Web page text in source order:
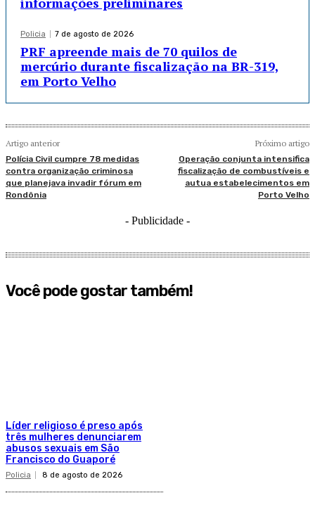
Policia 7 de agosto de 2026
PRF apreende mais de 70 quilos de
mercúrio durante fiscalização na BR-319,
em Porto Velho
Artigo anterior
Polícia Civil cumpre 78 medidas
contra organização criminosa
que planejava invadir fórum em
Rondônia
Próximo artigo
Operação conjunta intensifica
fiscalização de combustíveis e
autua estabelecimentos em
Porto Velho
- Publicidade -
Você pode gostar também!
Líder religioso é preso após
três mulheres denunciarem
abusos sexuais em São
Francisco do Guaporé
Policia 8 de agosto de 2026